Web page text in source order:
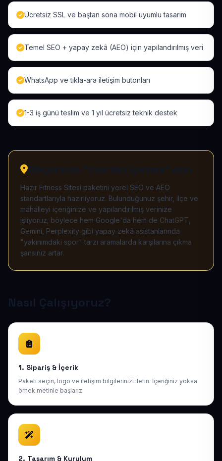
Ücretsiz SSL ve baştan sona mobil uyumlu tasarım
Temel SEO + yapay zekâ (AEO) için yapılandırılmış veri
WhatsApp ve tıkla-ara iletişim butonları
1-3 iş günü teslim ve 1 yıl ücretsiz teknik destek
Bölgenizde "önerilen işletme" olun
Hazır Fitness Sitesi paketini yerel SEO ve AEO
standartlarıyla hazırlıyoruz. Bulunduğunuz şehir, ilçe ve
mahalleyi içeriğinize ve yapılandırılmış verinize
işliyoruz; böylece hem Google'da hem de ChatGPT,
Gemini, Perplexity gibi yapay zekâ asistanlarında
"yakınımdaki spor" tarzı aramalarda karşılarına çıkma
şansınız artar.
Nasıl Çalışıyoruz?
1. Sipariş & İçerik
Paketi seçin, logo ve iletişim bilgilerinizi iletin. İçeriğiniz yoksa
örnek metinle başlarız.
2. Tasarım & Kurulum